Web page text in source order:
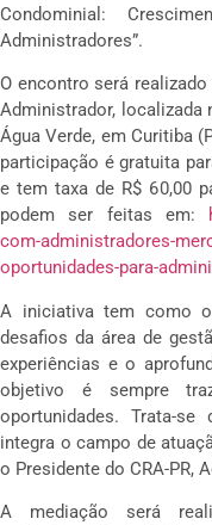
Condominial:
Administradores”.
O encontro será
Administrador, localizada
Água Verde, em Curitiba
participação é gratuita
e tem taxa de R$ 60,00
podem ser feitas em:
com-administradores-
oportunidades-para-
A iniciativa tem como
desafios da área de
experiências e o
objetivo é sempre
oportunidades. Trata-
integra o campo de
o Presidente do CRA-PR,
A mediação será